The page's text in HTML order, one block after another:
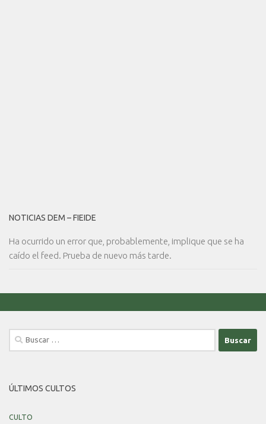
NOTICIAS DEM – FIEIDE
Ha ocurrido un error que, probablemente, implique que se ha
caído el feed. Prueba de nuevo más tarde.
Buscar:
ÚLTIMOS CULTOS
CULTO